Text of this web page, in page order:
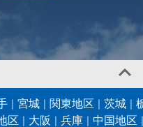

宮城 関東地区 茨城
区 大阪 兵庫 中国地区